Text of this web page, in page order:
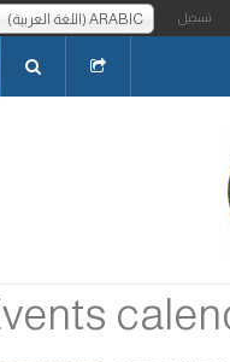
ARABIC (اللغة العربية) تسجيل